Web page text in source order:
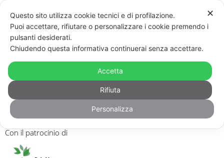
Corso di Musicoterapia
Con il patrocinio di
✕
Questo sito utilizza cookie tecnici e di profilazione.
Puoi accettare, rifiutare o personalizzare i cookie premendo i
pulsanti desiderati.
Chiudendo questa informativa continuerai senza accettare.
Accetta
Rifiuta
Personalizza